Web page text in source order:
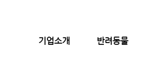
기업소개 반려동물